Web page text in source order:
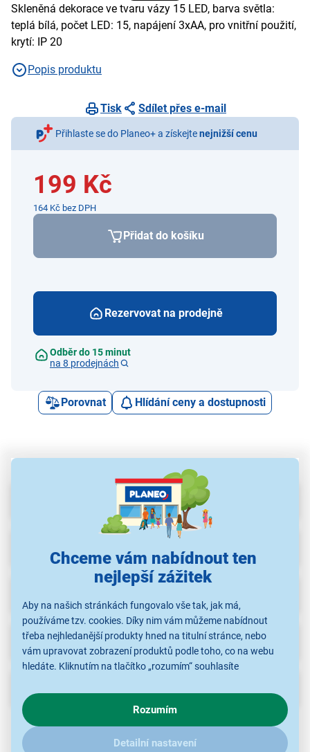
Chceme vám nabídnout ten
nejlepší zážitek
Aby na našich stránkách fungovalo vše tak, jak má,
používáme tzv. cookies. Díky nim vám můžeme nabídnout
třeba nejhledanější produkty hned na titulní stránce, nebo
vám upravovat zobrazení produktů podle toho, co na webu
hledáte. Kliknutím na tlačítko „rozumím“ souhlasíte
chování na webu pro zobrazení cílených reklam. Pokud vás
zajímají detaily, jak u nás s cookies a dalšími údaji pracujeme,
kliknětesem.
Rozumím
Detailní nastavení
Skleněná dekorace ve tvaru vázy 15 LED, barva světla:
teplá bílá, počet LED: 15, napájení 3xAA, pro vnitřní použití,
krytí: IP 20
Popis produktu
Tisk Sdílet přes e-mail
Přihlaste se do Planeo+ a získejtenejnižší cenu
199 Kč
164 Kč bez DPH
Přidat do košíku
Rezervovat na prodejně
Odběr do 15 minut
na 8 prodejnách
Porovnat Hlídání ceny a dostupnosti
Skleněná dekorace ve tvaru vázy 20 LED
Rozměry: 8 x 8 x 20 cm
Barva světla: teplá bílá
Parametry
Ke stažení